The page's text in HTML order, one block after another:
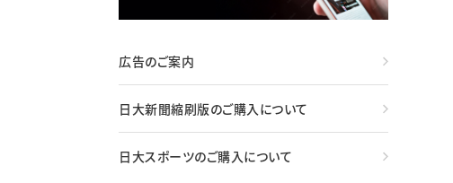
広告のご案内
日大新聞縮刷版のご購入について
日大スポーツのご購入について